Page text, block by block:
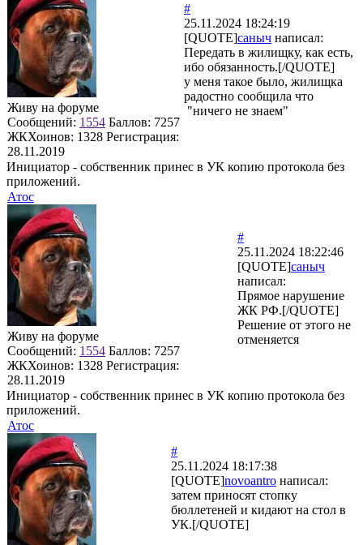
Живу на форуме
Сообщений: 1554 Баллов: 7257
ЖКХоинов: 1328 Регистрация:
28.11.2019
#
25.11.2024 18:24:19
[QUOTE]саныч написал:
Передать в жилищку, как есть,
ибо обязанность.[/QUOTE]
у меня такое было, жилищка
радостно сообщила что
"ничего не знаем"
Инициатор - собственник принес в УК копию протокола без
приложений.
Атос
Живу на форуме
Сообщений: 1554 Баллов: 7257
ЖКХоинов: 1328 Регистрация:
28.11.2019
#
25.11.2024 18:22:46
[QUOTE]саныч
написал:
Прямое нарушение
ЖК РФ.[/QUOTE]
Решение от этого не
отменяется
Инициатор - собственник принес в УК копию протокола без
приложений.
Атос
#
25.11.2024 18:17:38
[QUOTE]novoantro написал:
затем приносят стопку
бюллетеней и кидают на стол в
УК.[/QUOTE]